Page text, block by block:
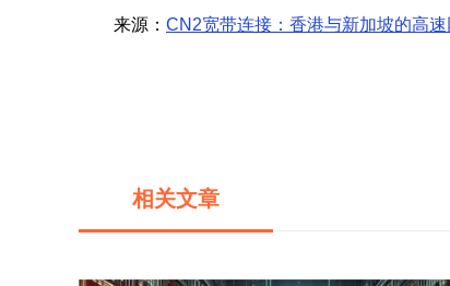
来源： CN2宽带连接：香港与新加坡的高
相关文章